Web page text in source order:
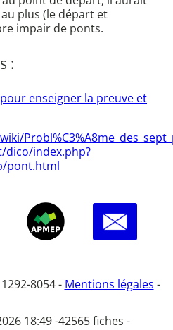
plus (le départ et
impair de ponts.
:
enseigner la preuve et
index.php?
pont.html
8054 - Mentions légales -
18:49 -42565 fiches -